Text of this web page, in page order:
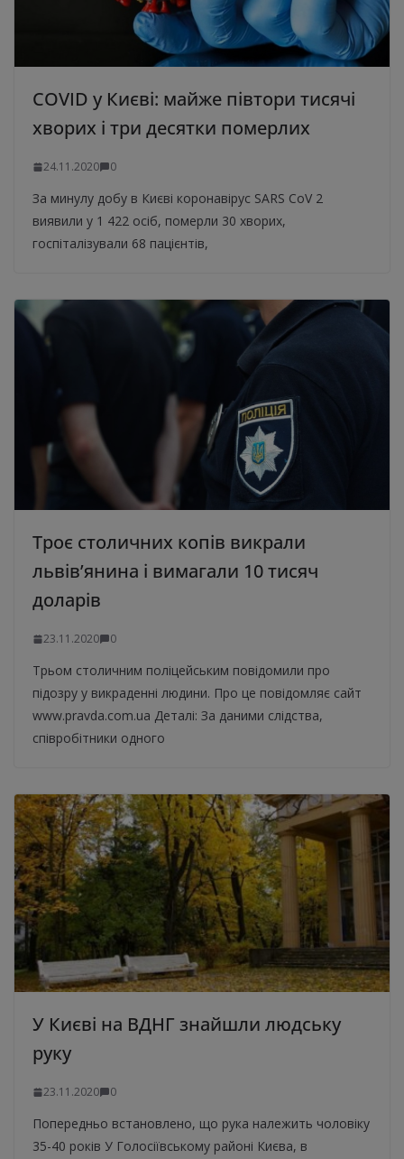
COVID у Києві: майже півтори тисячі
хворих і три десятки померлих
24.11.2020 0
За минулу добу в Києві коронавірус SARS CoV 2
виявили у 1 422 осіб, померли 30 хворих,
госпіталізували 68 пацієнтів,
Троє столичних копів викрали
львів’янина і вимагали 10 тисяч
доларів
23.11.2020 0
Трьом столичним поліцейським повідомили про
підозру у викраденні людини. Про це повідомляє сайт
www.pravda.com.ua Деталі: За даними слідства,
співробітники одного
У Києві на ВДНГ знайшли людську
руку
23.11.2020 0
Попередньо встановлено, що рука належить чоловіку
35-40 років У Голосіївському районі Києва, в